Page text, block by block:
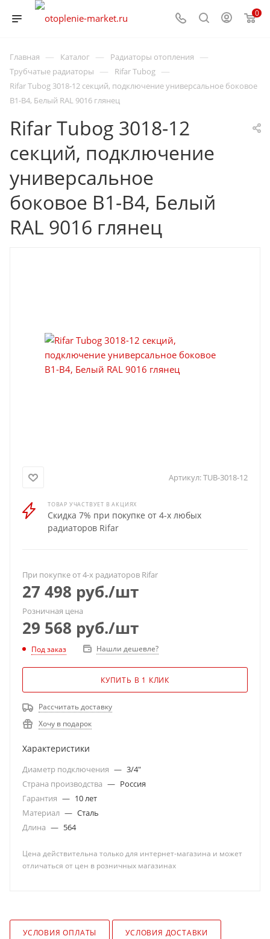
0
Главная — Каталог — Радиаторы отопления —
Трубчатые радиаторы — Rifar Tubog —
Rifar Tubog 3018-12 секций, подключение универсальное боковое
B1-B4, Белый RAL 9016 глянец
Rifar Tubog 3018-12
секций, подключение
универсальное
боковое B1-B4, Белый
RAL 9016 глянец
Артикул:TUB-3018-12
ТОВАР УЧАСТВУЕТ В АКЦИЯХ
Скидка 7% при покупке от 4-х любых
радиаторов Rifar
При покупке от 4-х радиаторов Rifar
27 498 руб./шт
Розничная цена
29 568 руб./шт
Под заказ Нашли дешевле?
КУПИТЬ В 1 КЛИК
Рассчитать доставку
Хочу в подарок
Характеристики
Диаметр подключения — 3/4"
Страна производства — Россия
Гарантия — 10 лет
Материал — Сталь
Длина — 564
Цена действительна только для интернет-магазина и может
отличаться от цен в розничных магазинах
УСЛОВИЯ ОПЛАТЫ УСЛОВИЯ ДОСТАВКИ